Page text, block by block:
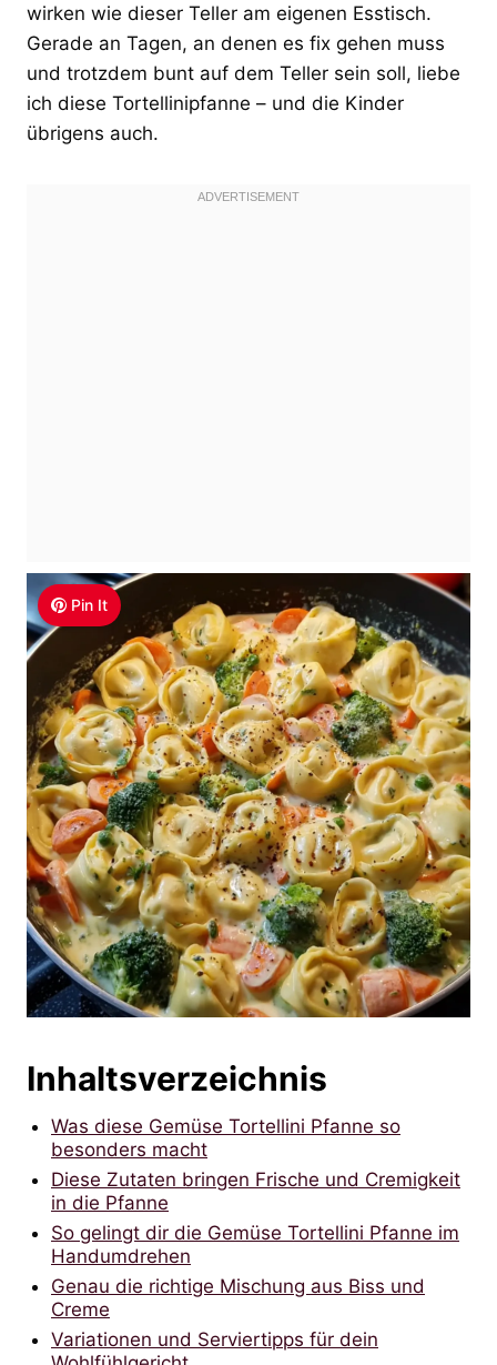
wirken wie dieser Teller am eigenen Esstisch.
Gerade an Tagen, an denen es fix gehen muss
und trotzdem bunt auf dem Teller sein soll, liebe
ich diese Tortellinipfanne – und die Kinder
übrigens auch.
Pin It
Inhaltsverzeichnis
Was diese Gemüse Tortellini Pfanne so
besonders macht
Diese Zutaten bringen Frische und Cremigkeit
in die Pfanne
So gelingt dir die Gemüse Tortellini Pfanne im
Handumdrehen
Genau die richtige Mischung aus Biss und
Creme
Variationen und Serviertipps für dein